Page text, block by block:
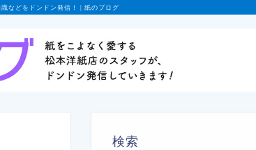
などをドンドン発信！ | 紙のブログ
検索